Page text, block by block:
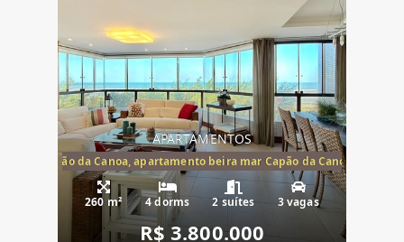
APARTAMENTOS
mar Capão da Canoa, apartamento beira mar Capão da Canoa,
260 m² 4 dorms 2 suítes 3 vagas
R$ 3.800.000